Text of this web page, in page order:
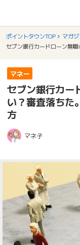
ポイントタウンTOP マガ
マネー
セブン銀行カー
い？審査落ちた
方
マネ子